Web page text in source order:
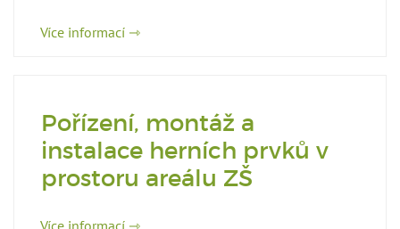
Více informací ⇾
Pořízení, montáž a
instalace herních prvků v
prostoru areálu ZŠ
Více informací ⇾